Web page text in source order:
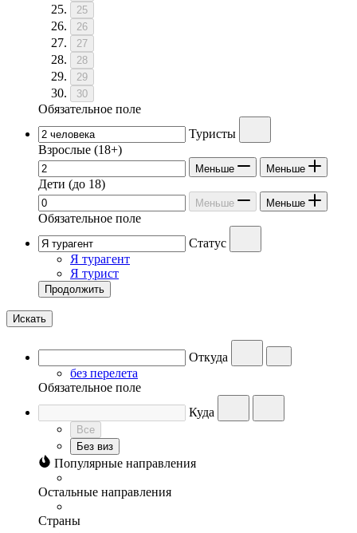
25
26
27
28
29
30
Обязательное поле
Туристы
Взрослые (18+)
Меньше Меньше
Дети (до 18)
Меньше Меньше
Обязательное поле
Статус
Я турагент
Я турист
Продолжить
Искать
Откуда
без перелета
Обязательное поле
Куда
Все
Без виз
Популярные направления
Остальные направления
Страны